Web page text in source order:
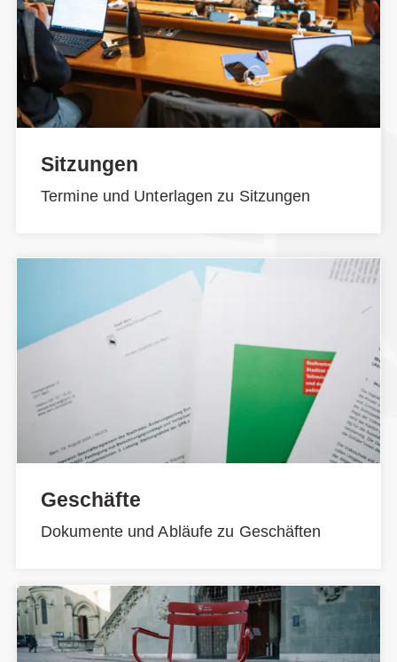
Sitzungen
Termine und Unterlagen zu Sitzungen
Geschäfte
Dokumente und Abläufe zu Geschäften